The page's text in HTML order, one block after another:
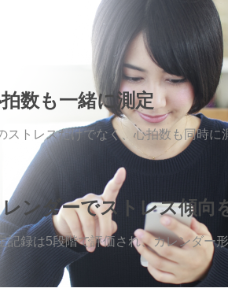
数も一緒に測定
ストレスだけでなく、心拍数も同時に
レンダーでストレス傾向
記録は5段階で評価され、カレンダー